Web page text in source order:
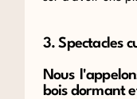
3. Spectacles
Nous
bois dormant